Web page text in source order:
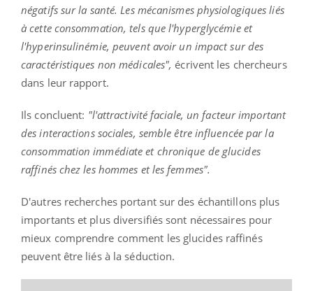
négatifs sur la santé. Les mécanismes physiologiques liés
à cette consommation, tels que l'hyperglycémie et
l'hyperinsulinémie, peuvent avoir un impact sur des
caractéristiques non médicales", écrivent les chercheurs
dans leur rapport.
Ils concluent: "l'attractivité faciale, un facteur important
des interactions sociales, semble être influencée par la
consommation immédiate et chronique de glucides
raffinés chez les hommes et les femmes".
D'autres recherches portant sur des échantillons plus
importants et plus diversifiés sont nécessaires pour
mieux comprendre comment les glucides raffinés
peuvent être liés à la séduction.